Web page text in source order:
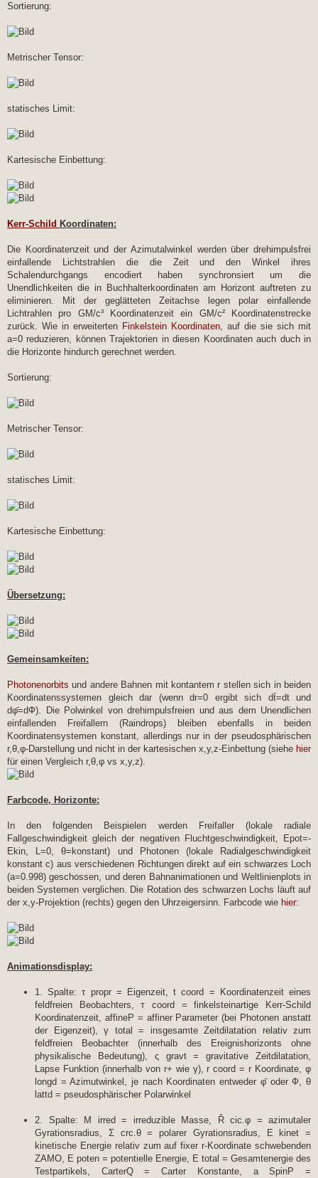
Sortierung:
Metrischer Tensor:
statisches Limit:
Kartesische Einbettung:
Kerr-Schild Koordinaten:
Die Koordinatenzeit und der Azimutalwinkel werden über drehimpulsfrei
einfallende Lichtstrahlen die die Zeit und den Winkel ihres
Schalendurchgangs encodiert haben synchronsiert um die
Unendlichkeiten die in Buchhalterkoordinaten am Horizont auftreten zu
eliminieren. Mit der geglätteten Zeitachse legen polar einfallende
Lichtrahlen pro GM/c³ Koordinatenzeit ein GM/c² Koordinatenstrecke
zurück. Wie in erweiterten Finkelstein Koordinaten, auf die sie sich mit
a=0 reduzieren, können Trajektorien in diesen Koordinaten auch duch in
die Horizonte hindurch gerechnet werden.
Sortierung:
Metrischer Tensor:
statisches Limit:
Kartesische Einbettung:
Übersetzung:
Gemeinsamkeiten:
Photonenorbits und andere Bahnen mit kontantem r stellen sich in beiden
Koordinatenssystemen gleich dar (wenn dr=0 ergibt sich dt̄=dt und
dφ̄=dФ). Die Polwinkel von drehimpulsfreien und aus dem Unendlichen
einfallenden Freifallern (Raindrops) bleiben ebenfalls in beiden
Koordinatensystemen konstant, allerdings nur in der pseudosphärischen
r,θ,φ-Darstellung und nicht in der kartesischen x,y,z-Einbettung (siehe hier
für einen Vergleich r,θ,φ vs x,y,z).
Farbcode, Horizonte:
In den folgenden Beispielen werden Freifaller (lokale radiale
Fallgeschwindigkeit gleich der negativen Fluchtgeschwindigkeit, Epot=-
Ekin, L=0, θ=konstant) und Photonen (lokale Radialgeschwindigkeit
konstant c) aus verschiedenen Richtungen direkt auf ein schwarzes Loch
(a=0.998) geschossen, und deren Bahnanimationen und Weltlinienplots in
beiden Systemen verglichen. Die Rotation des schwarzen Lochs läuft auf
der x,y-Projektion (rechts) gegen den Uhrzeigersinn. Farbcode wie hier:
Animationsdisplay:
1. Spalte: τ propr = Eigenzeit, t coord = Koordinatenzeit eines
feldfreien Beobachters, т coord = finkelsteinartige Kerr-Schild
Koordinatenzeit, affineP = affiner Parameter (bei Photonen anstatt
der Eigenzeit), γ total = insgesamte Zeitdilatation relativ zum
feldfreien Beobachter (innerhalb des Ereignishorizonts ohne
physikalische Bedeutung), ς gravt = gravitative Zeitdilatation,
Lapse Funktion (innerhalb von r+ wie γ), r coord = r Koordinate, φ
longd = Azimutwinkel, je nach Koordinaten entweder φ̄ oder Ф, θ
lattd = pseudosphärischer Polarwinkel
2. Spalte: M irred = irreduzible Masse, Ř cic.φ = azimutaler
Gyrationsradius, Σ crc.θ = polarer Gyrationsradius, E kinet =
kinetische Energie relativ zum auf fixer r-Koordinate schwebenden
ZAMO, E poten = potentielle Energie, E total = Gesamtenergie des
Testpartikels, CarterQ = Carter Konstante, a SpinP =